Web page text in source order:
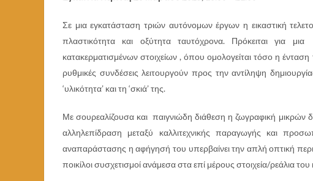
Σε μια εγκατάσταση τριών αυτόνομων έργων η εικαστική
πλαστικότητα και οξύτητα ταυτόχρονα. Πρόκειται για
κατακερματισμένων στοιχείων , όπου ομολογείται τόσο η
ρυθμικές συνδέσεις λειτουργούν προς την αντίληψη
‘υλικότητα’ και τη ‘σκιά’ της.
Με σουρεαλίζουσα και παιγνιώδη διάθεση η ζωγραφική μικρών
αλληλεπίδραση μεταξύ καλλιτεχνικής παραγωγής και
αναπαράστασης η αφήγησή του υπερβαίνει την απλή οπτική
ποικίλοι συσχετισμοί ανάμεσα στα επί μέρους στοιχεία/ρεάλια